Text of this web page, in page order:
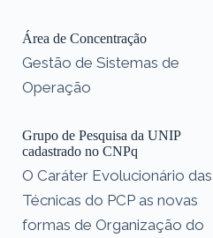
Área de Concentração
Gestão de Sistemas de
Operação
Grupo de Pesquisa da UNIP
cadastrado no CNPq
O Caráter Evolucionário das
Técnicas do PCP as novas
formas de Organização do